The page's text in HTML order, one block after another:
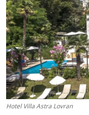
Hotel Villa Astra Lovran